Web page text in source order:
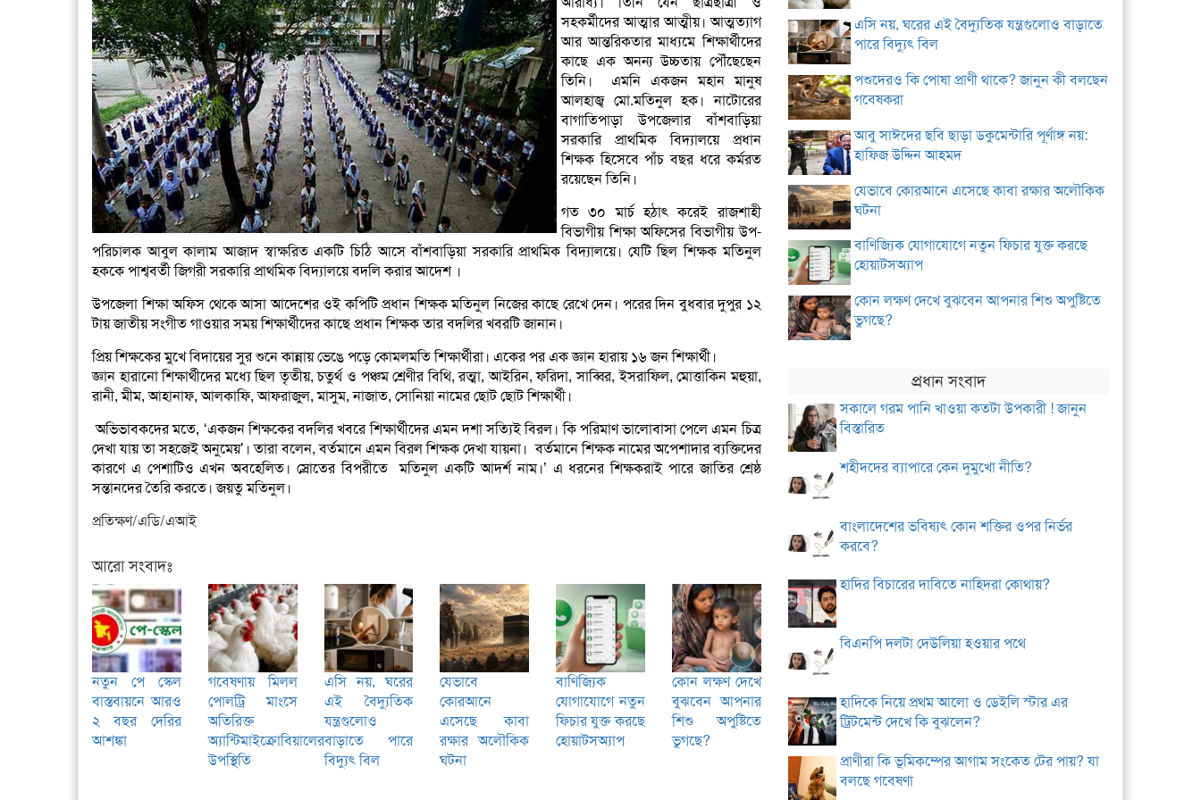
সহকর্মীদের আত্মার আত্মীয়। আত্মত্যাগ
আর আন্তরিকতার মাধ্যমে শিক্ষার্থীদের
কাছে এক অনন্য উচ্চতায় পৌঁছেছেন
তিনি। এমনি একজন মহান মানুষ
আলহাজ্ব মো.মতিনুল হক। নাটোরের
বাগাতিপাড়া উপজেলার বাঁশবাড়িয়া
সরকারি প্রাথমিক বিদ্যালয়ে প্রধান
শিক্ষক হিসেবে পাঁচ বছর ধরে কর্মরত
রয়েছেন তিনি।
গত ৩০ মার্চ হঠাৎ করেই রাজশাহী
বিভাগীয় শিক্ষা অফিসের বিভাগীয় উপ-
পরিচালক আবুল কালাম আজাদ স্বাক্ষরিত একটি চিঠি আসে বাঁশবাড়িয়া সরকারি প্রাথমিক বিদ্যালয়ে। যেটি ছিল শিক্ষক মতিনুল
হককে পাশ্ববর্তী জিগরী সরকারি প্রাথমিক বিদ্যালয়ে বদলি করার আদেশ ।
উপজেলা শিক্ষা অফিস থেকে আসা আদেশের ওই কপিটি প্রধান শিক্ষক মতিনুল নিজের কাছে রেখে দেন। পরের দিন বুধবার দুপুর ১২
টায় জাতীয় সংগীত গাওয়ার সময় শিক্ষার্থীদের কাছে প্রধান শিক্ষক তার বদলির খবরটি জানান।
প্রিয় শিক্ষকের মুখে বিদায়ের সুর শুনে কান্নায় ভেঙে পড়ে কোমলমতি শিক্ষার্থীরা। একের পর এক জ্ঞান হারায় ১৬ জন শিক্ষার্থী।
জ্ঞান হারানো শিক্ষার্থীদের মধ্যে ছিল তৃতীয়, চতুর্থ ও পঞ্চম শ্রেণীর বিথি, রত্মা, আইরিন, ফরিদা, সাব্বির, ইসরাফিল, মোত্তাকিন মহুয়া,
রানী, মীম, আহানাফ, আলকাফি, আফরাজুল, মাসুম, নাজাত, সোনিয়া নামের ছোট ছোট শিক্ষার্থী।
অভিভাবকদের মতে, ‘একজন শিক্ষকের বদলির খবরে শিক্ষার্থীদের এমন দশা সত্যিই বিরল। কি পরিমাণ ভালোবাসা পেলে এমন চিত্র
দেখা যায় তা সহজেই অনুমেয়’। তারা বলেন, বর্তমানে এমন বিরল শিক্ষক দেখা যায়না। বর্তমানে শিক্ষক নামের অপেশাদার ব্যক্তিদের
কারণে এ পেশাটিও এখন অবহেলিত। স্রোতের বিপরীতে মতিনুল একটি আদর্শ নাম।’ এ ধরনের শিক্ষকরাই পারে জাতির শ্রেষ্ঠ
সন্তানদের তৈরি করতে। জয়তু মতিনুল।
প্রতিক্ষণ/এডি/এআই
আরো সংবাদঃ
নতুন পে স্কেল
বাস্তবায়নে আরও
২ বছর দেরির
আশঙ্কা
গবেষণায় মিলল
পোলট্রি মাংসে
অতিরিক্ত
অ্যান্টিমাইক্রোবিয়ালের
উপস্থিতি
এসি নয়, ঘরের
এই বৈদ্যুতিক
যন্ত্রগুলোও
বাড়াতে পারে
বিদ্যুৎ বিল
যেভাবে
কোরআনে
এসেছে কাবা
রক্ষার অলৌকিক
ঘটনা
বাণিজ্যিক
যোগাযোগে নতুন
ফিচার যুক্ত করছে
হোয়াটসঅ্যাপ
কোন লক্ষণ দেখে
বুঝবেন আপনার
শিশু অপুষ্টিতে
ভুগছে?
এসি নয়, ঘরের এই বৈদ্যুতিক যন্ত্রগুলোও বাড়াতে
পারে বিদ্যুৎ বিল
পশুদেরও কি পোষা প্রাণী থাকে? জানুন কী বলছেন
গবেষকরা
আবু সাঈদের ছবি ছাড়া ডকুমেন্টারি পূর্ণাঙ্গ নয়:
হাফিজ উদ্দিন আহমদ
যেভাবে কোরআনে এসেছে কাবা রক্ষার অলৌকিক
ঘটনা
বাণিজ্যিক যোগাযোগে নতুন ফিচার যুক্ত করছে
হোয়াটসঅ্যাপ
কোন লক্ষণ দেখে বুঝবেন আপনার শিশু অপুষ্টিতে
ভুগছে?
প্রধান সংবাদ
সকালে গরম পানি খাওয়া কতটা উপকারী ! জানুন
বিস্তারিত
শহীদদের ব্যাপারে কেন দুমুখো নীতি?
বাংলাদেশের ভবিষ্যৎ কোন শক্তির ওপর নির্ভর
করবে?
হাদির বিচারের দাবিতে নাহিদরা কোথায়?
বিএনপি দলটা দেউলিয়া হওয়ার পথে
হাদিকে নিয়ে প্রথম আলো ও ডেইলি স্টার এর
ট্রিটমেন্ট দেখে কি বুঝলেন?
প্রাণীরা কি ভূমিকম্পের আগাম সংকেত টের পায়? যা
বলছে গবেষণা